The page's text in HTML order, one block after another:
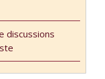
discussions